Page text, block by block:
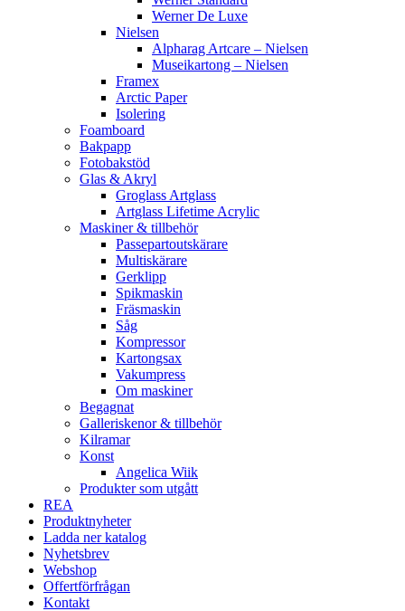
Werner De Luxe
Nielsen
Alpharag Artcare – Nielsen
Museikartong – Nielsen
Framex
Arctic Paper
Isolering
Foamboard
Bakpapp
Fotobakstöd
Glas & Akryl
Groglass Artglass
Artglass Lifetime Acrylic
Maskiner & tillbehör
Passepartoutskärare
Multiskärare
Gerklipp
Spikmaskin
Fräsmaskin
Såg
Kompressor
Kartongsax
Vakumpress
Om maskiner
Begagnat
Galleriskenor & tillbehör
Kilramar
Konst
Angelica Wiik
Produkter som utgått
REA
Produktnyheter
Ladda ner katalog
Nyhetsbrev
Webshop
Offertförfrågan
Kontakt